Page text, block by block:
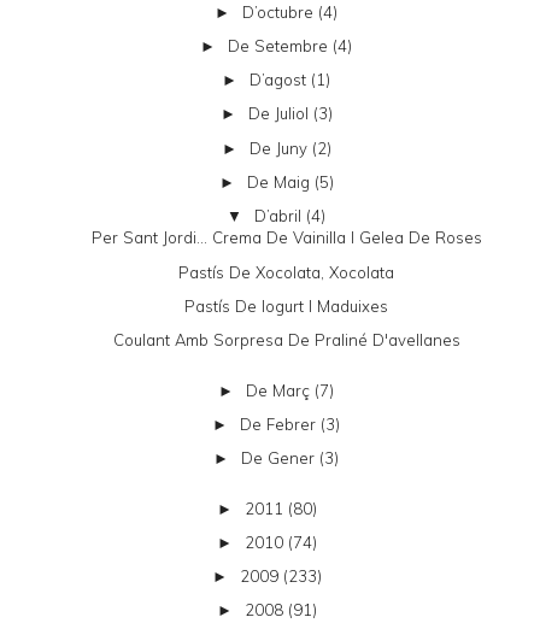
► D’octubre (4)
► De Setembre (4)
► D’agost (1)
► De Juliol (3)
► De Juny (2)
► De Maig (5)
▼ D’abril (4)
Per Sant Jordi... Crema De Vainilla I Gelea De Roses
Pastís De Xocolata, Xocolata
Pastís De Iogurt I Maduixes
Coulant Amb Sorpresa De Praliné D'avellanes
► De Març (7)
► De Febrer (3)
► De Gener (3)
► 2011 (80)
► 2010 (74)
► 2009 (233)
► 2008 (91)